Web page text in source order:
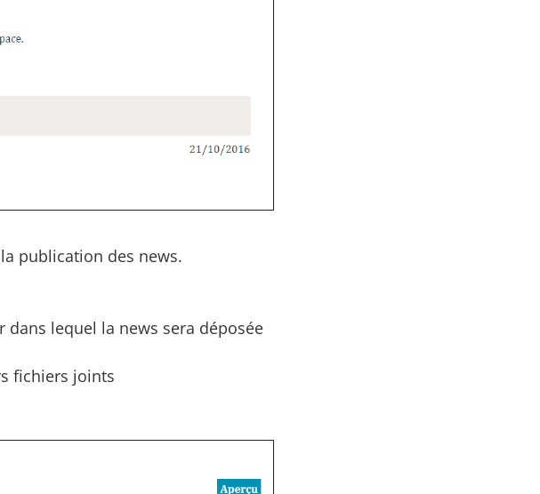
publication des news.
lequel la news sera déposée
fichiers joints